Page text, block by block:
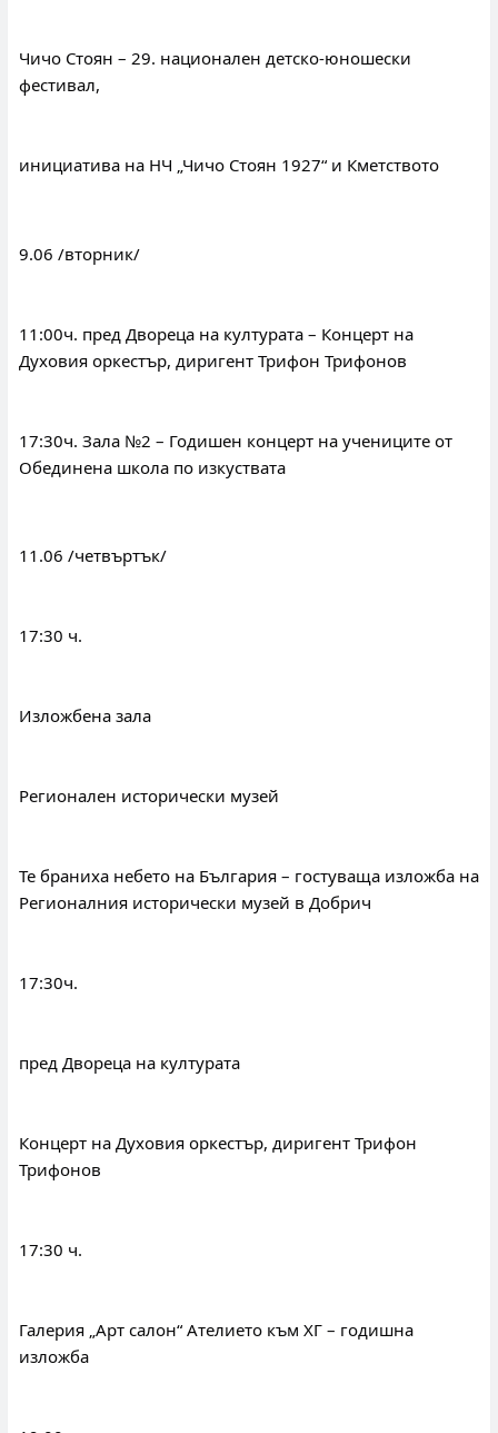
Чичо Стоян – 29. национален детско-юношески
фестивал,
инициатива на НЧ „Чичо Стоян 1927“ и Кметството
9.06 /вторник/
11:00ч. пред Двореца на културата – Концерт на
Духовия оркестър, диригент Трифон Трифонов
17:30ч. Зала №2 – Годишен концерт на учениците от
Обединена школа по изкуствата
11.06 /четвъртък/
17:30 ч.
Изложбена зала
Регионален исторически музей
Те браниха небето на България – гостуваща изложба на
Регионалния исторически музей в Добрич
17:30ч.
пред Двореца на културата
Концерт на Духовия оркестър, диригент Трифон
Трифонов
17:30 ч.
Галерия „Арт салон“ Ателието към ХГ – годишна
изложба